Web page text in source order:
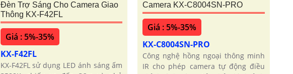
Đèn Trợ Sáng Cho Camera Giao
Thông KX-F42FL
Giá : 5%-35%
KX-F42FL
KX-F42FL sử dụng LED ánh sáng ấm
Camera KX-C8004SN-PRO
Giá : 5%-35%
KX-C8004SN-PRO
Công nghệ hồng ngoại thông minh
IR cho phép camera tự động điều